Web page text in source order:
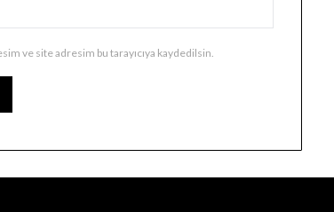
ve site adresim bu tarayıcıya kaydedilsin.